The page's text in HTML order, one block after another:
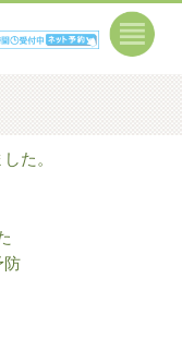
た。
防